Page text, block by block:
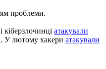
проблеми.
кіберзлочинці атакували
. У лютому хакери атакували